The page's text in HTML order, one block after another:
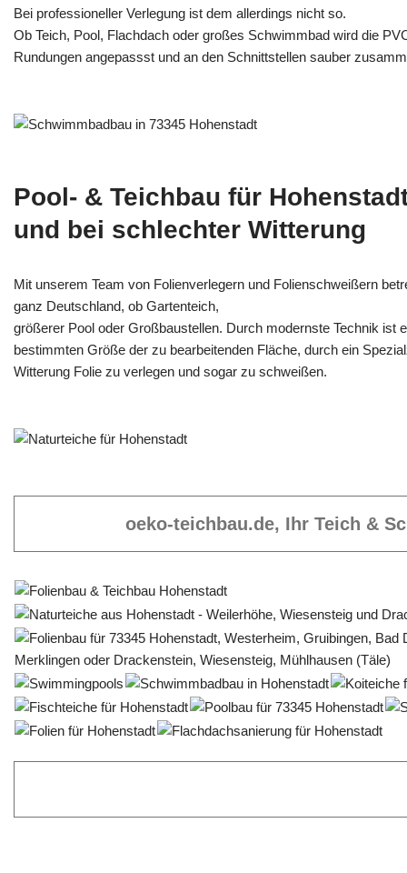
Bei professioneller Verlegung ist dem allerdings nicht so.
Ob Teich, Pool, Flachdach oder großes Schwimmbad wird die
Rundungen angepassst und an den Schnittstellen sauber
Pool- & Teichbau für
und bei schlechter Witterung
Mit unserem Team von Folienverlegern und Folien­schweißern
ganz Deutschland, ob Gartenteich,
größerer Pool oder Großbaustellen. Durch modernste Technik ist
bestimmten Größe der zu bearbeitenden Fläche, durch ein
Witterung Folie zu verlegen und sogar zu schweißen.
oeko-teichbau.de, Ihr Teich &